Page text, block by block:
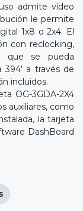
admite vídeo
le permite
1x8 o 2x4. El
con reclocking,
que se pueda
394' a través de
incluidos.
OG-3GDA-2X4
auxiliares, como
la tarjeta
DashBoard